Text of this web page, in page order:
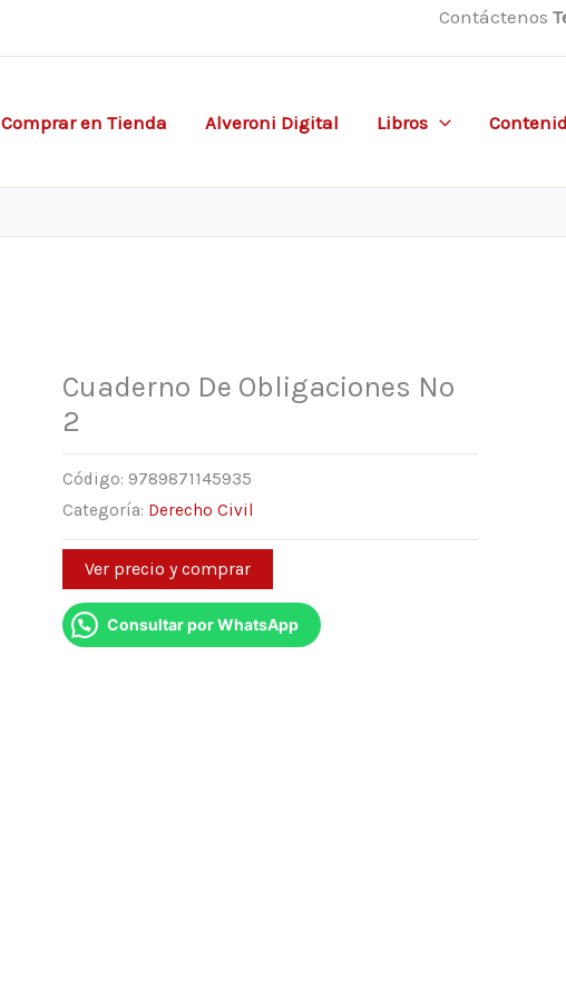
Contáctenos
Comprar en Tienda Alveroni Digital Libros
Cuaderno De Obligaciones Nº
2
Código: 9789871145935
Categoría: Derecho Civil
Ver precio y comprar
Consultar por WhatsApp